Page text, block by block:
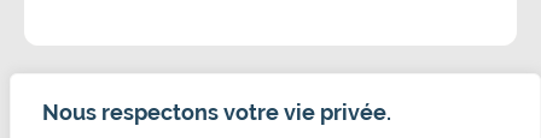
Nous respectons votre vie privée.